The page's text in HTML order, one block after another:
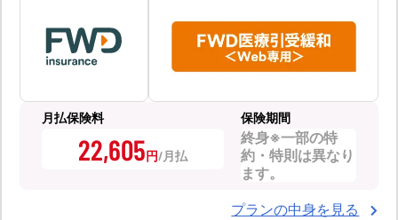
月払保険料
22,605円
保険期間
終身※一部の特
約・特則は異なり
ます。
プランの中身を見る